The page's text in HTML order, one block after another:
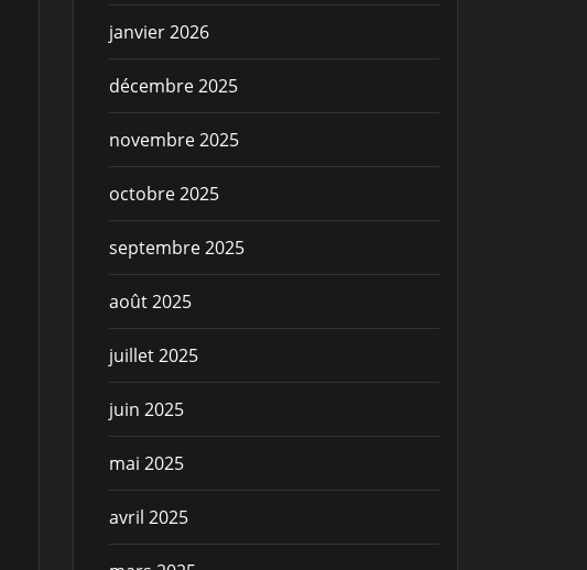
janvier 2026
décembre 2025
novembre 2025
octobre 2025
septembre 2025
août 2025
juillet 2025
juin 2025
mai 2025
avril 2025